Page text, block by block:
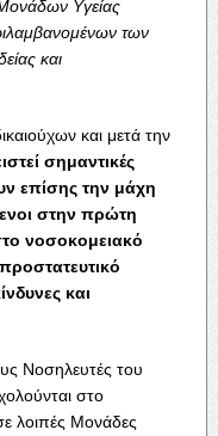
Υγείας
των
και
και μετά την
σημαντικές
επίσης την μάχη
στην πρώτη
νοσοκομειακό
και
Νοσηλευτές του
στο
λοιπές Μονάδες